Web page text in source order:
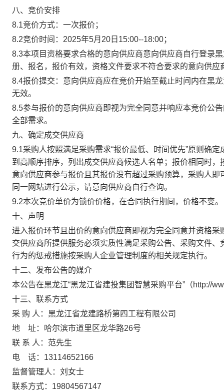
八、竞价安排
8.1竞价方式：一次报价；
8.2竞价时间： 2025年5月 20 日 15:00--18:00；
8.3本项 目资格要求合格的意向供应商意向供应商自行登录
册、报名， 报价有效，资格文件要求不符合要求的意向供应
8.4报价提交：意向供应商应在竞价开始至截止时间内在黑
无效。
8.5参与报价的意向供应商即视为完全同意并响应本竞价公
全部需求。
九、确定成交供应商
9.1采购人按照满足采购需求“报价最低、时间优先”原则确
到高顺序排序，列出成交供应商候选人名单；报价相同时
意向供应商参与报价且其报价没有超过采购预算，采购人
同一网站进行公示，请意向供应商自行查询。
9.2本次竞价单价为锁价价格，在合同执行期间，价格不变。
十、声明
进入报价环节且出价的意向供应商即视为完全同意并资格采
交供应商所提供服务必须实质性满足采购公告、采购文件
行为的惩戒措施按采购人企业管理制度的相关规定执行。
十二、发布公告的媒介
本公告在黑龙江“黑龙江省建投集团智慧采购平台” （http://
十三、联系方式
采 购 人： 黑龙江省龙建路桥第四工程有限公司
地
址：哈尔滨市道里区龙华路26号
联 系 人： 范先生
电
话： 13114652166
监督管理人：刘女士
联系方式： 19804567147